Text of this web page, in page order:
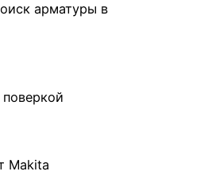
арматуры в
Makita